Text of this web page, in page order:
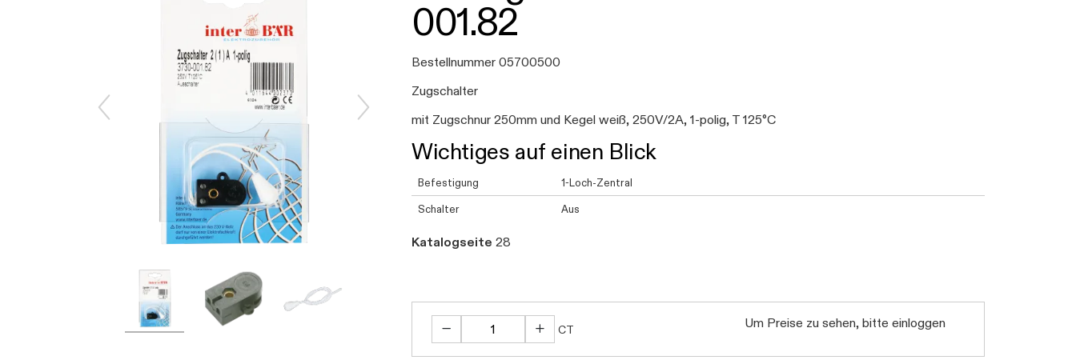
001.82
Bestellnummer 05700500
Zugschalter
mit Zugschnur 250mm und Kegel weiß, 250V/2A, 1-polig, T 125°C
Wichtiges auf einen Blick
Befestigung 1-Loch-Zentral
Schalter Aus
Katalogseite 28
CT Um Preise zu sehen, bitte einloggen